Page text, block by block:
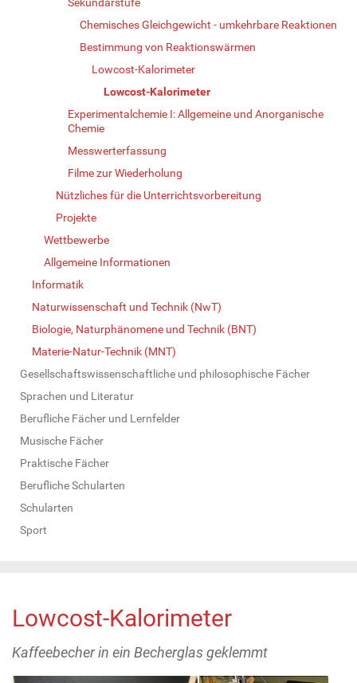
Chemisches Gleichgewicht - umkehrbare Reaktionen
Bestimmung von Reaktionswärmen
Lowcost-Kalorimeter
Lowcost-Kalorimeter
Experimentalchemie I: Allgemeine und Anorganische
Chemie
Messwerterfassung
Filme zur Wiederholung
Nützliches für die Unterrichtsvorbereitung
Projekte
Wettbewerbe
Allgemeine Informationen
Informatik
Naturwissenschaft und Technik (NwT)
Biologie, Naturphänomene und Technik (BNT)
Materie-Natur-Technik (MNT)
Gesellschaftswissenschaftliche und philosophische Fächer
Sprachen und Literatur
Berufliche Fächer und Lernfelder
Musische Fächer
Praktische Fächer
Berufliche Schularten
Schularten
Sport
Lowcost-Kalorimeter
Kaffeebecher in ein Becherglas geklemmt